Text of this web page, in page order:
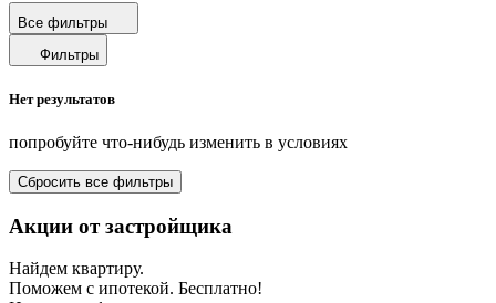
Срок сдачи
Площадь от-до, м²
Площадь кухни от-до, м²
Площадь балкона от-до, м²
Санузел
Этаж
Все фильтры
Фильтры
Нет результатов
попробуйте что-нибудь изменить в условиях
Сбросить все фильтры
Акции от застройщика
Найдем квартиру.
Поможем с ипотекой. Бесплатно!